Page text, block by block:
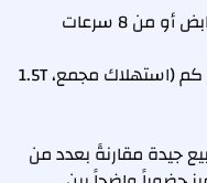
من 7 سرعات مزدوج القابض أو من 8 سرعات
حوالي 6.5 لتر/100 كم (استهلاك مجمع، 1.5T
جيدة مقارنةً بعدد من